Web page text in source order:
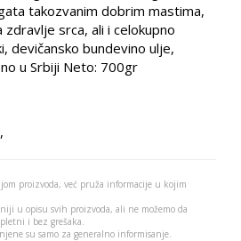
takozvanim dobrim mastima,
srca, ali i celokupno
devičansko bundevino ulje,
u Srbiji Neto: 700gr
,
proizvoda, već pruža informacije u kojim
u opisu svih proizvoda, ali ne možemo da
i bez grešaka.
su samo za generalno informisanje.